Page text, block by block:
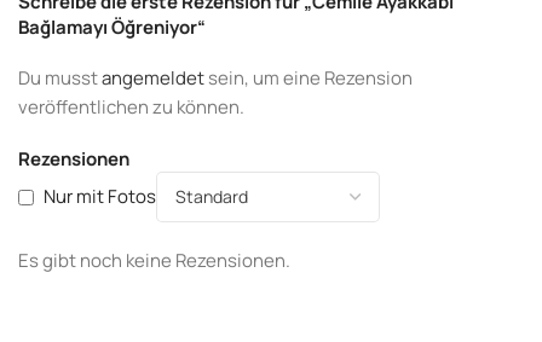
Rezensionen
Nur mit Fotos
Es gibt noch keine Rezensionen.
Bağlamayı Öğreniyor“
Du musstangemeldetsein, um eine Rezension
veröffentlichen zu können.